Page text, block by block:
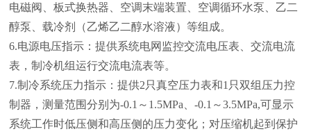
电磁阀、板式换热器、空调末端装置、空调循环水泵、乙二
醇泵、载冷剂（乙烯乙二醇水溶液）等组成。
6.电源电压指示：提供系统电网监控交流电压表、交流电流
表，制冷机组运行交流电流表等。
7.制冷系统压力指示：提供2 只真空压力表和1 只双组压力控
制器，测量范围分别为-0.1 ～ 1.5MPa 、-0.1 ～3.5MPa,可显示
系统工作时低压侧和高压侧的压力变化；对压缩机起到保护